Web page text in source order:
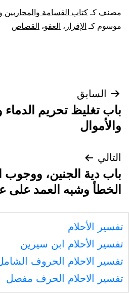
مصنف كـكتاب القسامة
موسوم كـ الإقرار ، العفو، القصاص
تصفّح
المقالات
السابق
باب تغليظ تحريم
والأموال
التالي
باب دية الجنين، ووجوب
الخطأ وشبه العمد على
تفسير الأحلام
تفسير الأحلام ابن سيرين
تفسير الاحلام الحروف
تفسير الاحلام الحرف مفصل